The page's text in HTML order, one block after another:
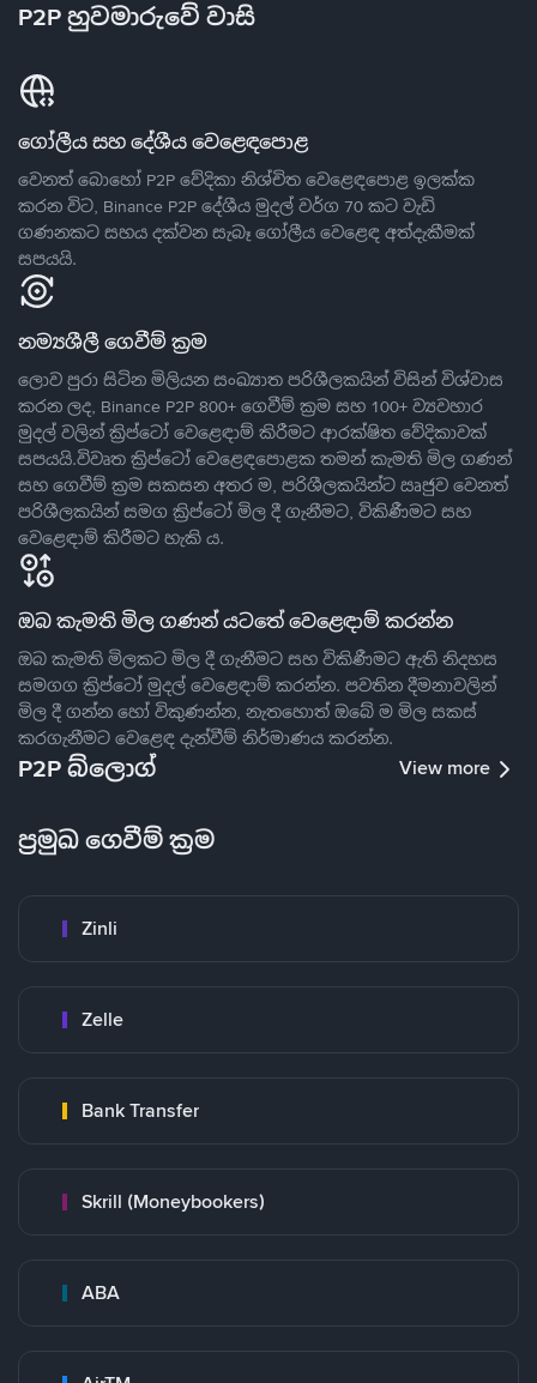
P2P හුවමාරුවේ වාසි
ගෝලීය සහ දේශීය වෙළෙඳපොළ
වෙනත් බොහෝ P2P වේදිකා නිශ්චිත වෙළෙඳපොළ ඉලක්ක
කරන විට, Binance P2P දේශීය මුදල් වර්ග 70 කට වැඩි
ගණනකට සහය දක්වන සැබෑ ගෝලීය වෙළෙඳ අත්දැකීමක්
සපයයි.
නම්‍යශීලී ගෙවීම් ක්‍රම
ලොව පුරා සිටින මිලියන සංඛ්‍යාත පරිශීලකයින් විසින් විශ්වාස
කරන ලද, Binance P2P 800+ ගෙවීම් ක්‍රම සහ 100+ ව්‍යවහාර
මුදල් වලින් ක්‍රිප්ටෝ වෙළෙඳාම් කිරීමට ආරක්ෂිත වේදිකාවක්
සපයයි.විවෘත ක්‍රිප්ටෝ වෙළෙඳපොළක තමන් කැමති මිල ගණන්
සහ ගෙවීම් ක්‍රම සකසන අතර ම, පරිශීලකයින්ට ඍජුව වෙනත්
පරිශීලකයින් සමග ක්‍රිප්ටෝ මිල දී ගැනීමට, විකිණීමට සහ
වෙළෙඳාම් කිරීමට හැකි ය.
ඔබ කැමති මිල ගණන් යටතේ වෙළෙඳාම් කරන්න
ඔබ කැමති මිලකට මිල දී ගැනීමට සහ විකිණීමට ඇති නිදහස
සමගග ක්‍රිප්ටෝ මුදල් වෙළෙඳාම් කරන්න. පවතින දීමනාවලින්
මිල දී ගන්න හෝ විකුණන්න, නැතහොත් ඔබේ ම මිල සකස්
කරගැනීමට වෙළෙඳ දැන්වීම් නිර්මාණය කරන්න.
P2P බ්ලොග් View more
ප්‍රමුඛ ගෙවීම් ක්‍රම
Zinli
Zelle
Bank Transfer
Skrill (Moneybookers)
ABA